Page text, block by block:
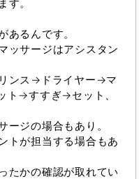
す。
あるんです。
ッサージはアシスタン
ンス→ドライヤー→マ
ト→すすぎ→セット、
ージの場合もあり。
トが担当する場合もあ
たかの確認が取れてい